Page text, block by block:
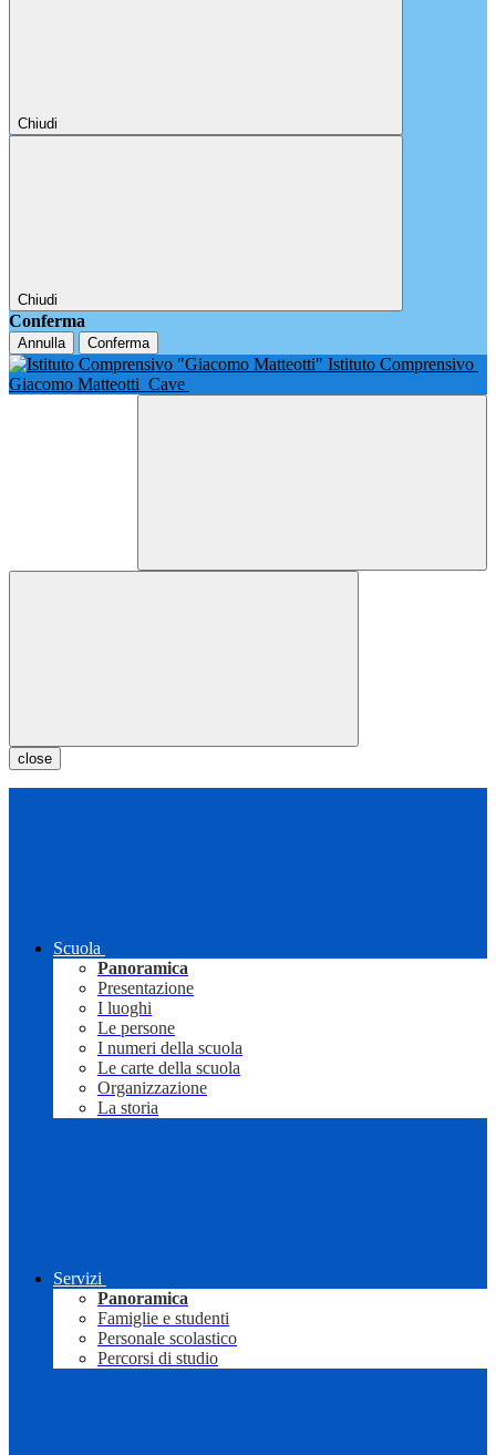
Chiudi
Chiudi
Conferma
Annulla Conferma
Istituto Comprensivo
Giacomo Matteotti Cave
close
Scuola
Panoramica
Presentazione
I luoghi
Le persone
I numeri della scuola
Le carte della scuola
Organizzazione
La storia
Servizi
Panoramica
Famiglie e studenti
Personale scolastico
Percorsi di studio